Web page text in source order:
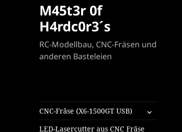
M45t3r 0f
H4rdc0r3´s
RC-Modellbau, CNC-Fräsen und
anderen Basteleien
CNC-Fräse (X6-1500GT USB)
untermenü
öffnen
LED-Lasercutter aus CNC Fräse